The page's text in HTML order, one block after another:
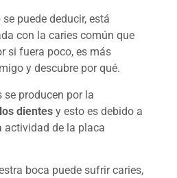
puede deducir, está
con la caries común que
si fuera poco, es más
y descubre por qué.
se producen por la
dientes y esto es debido a
actividad de la placa
boca puede sufrir caries,